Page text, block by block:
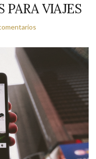
PARA VIAJES